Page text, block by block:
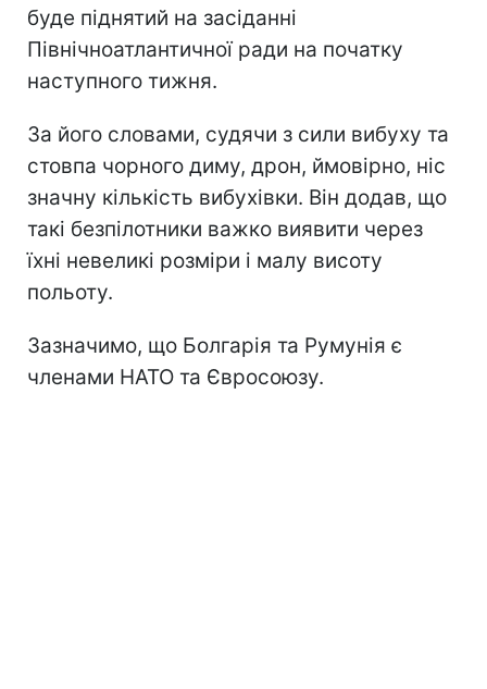
буде піднятий на засіданні
Північноатлантичної ради на початку
наступного тижня.
За його словами, судячи з сили вибуху та
стовпа чорного диму, дрон, ймовірно, ніс
значну кількість вибухівки. Він додав, що
такі безпілотники важко виявити через
їхні невеликі розміри і малу висоту
польоту.
Зазначимо, що Болгарія та Румунія є
членами НАТО та Євросоюзу.